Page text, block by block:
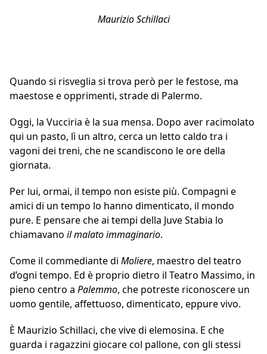
Maurizio Schillaci
Quando si risveglia si trova però per le festose, ma
maestose e opprimenti, strade di Palermo.
Oggi, la Vucciria è la sua mensa. Dopo aver racimolato
qui un pasto, lì un altro, cerca un letto caldo tra i
vagoni dei treni, che ne scandiscono le ore della
giornata.
Per lui, ormai, il tempo non esiste più. Compagni e
amici di un tempo lo hanno dimenticato, il mondo
pure. E pensare che ai tempi della Juve Stabia lo
chiamavano il malato immaginario.
Come il commediante di Moliere, maestro del teatro
d’ogni tempo. Ed è proprio dietro il Teatro Massimo, in
pieno centro a Palemmo, che potreste riconoscere un
uomo gentile, affettuoso, dimenticato, eppure vivo.
È Maurizio Schillaci, che vive di elemosina. E che
guarda i ragazzini giocare col pallone, con gli stessi